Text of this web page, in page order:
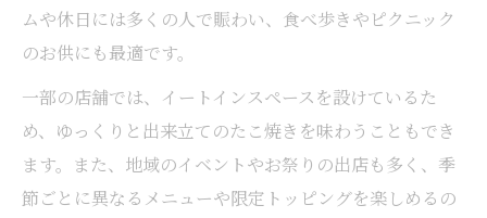
ムや休日には多くの人で賑わい、食べ歩きやピクニック
のお供にも最適です。
一部の店舗では、イートインスペースを設けているた
め、ゆっくりと出来立てのたこ焼きを味わうこともでき
ます。また、地域のイベントやお祭りの出店も多く、季
節ごとに異なるメニューや限定トッピングを楽しめるの